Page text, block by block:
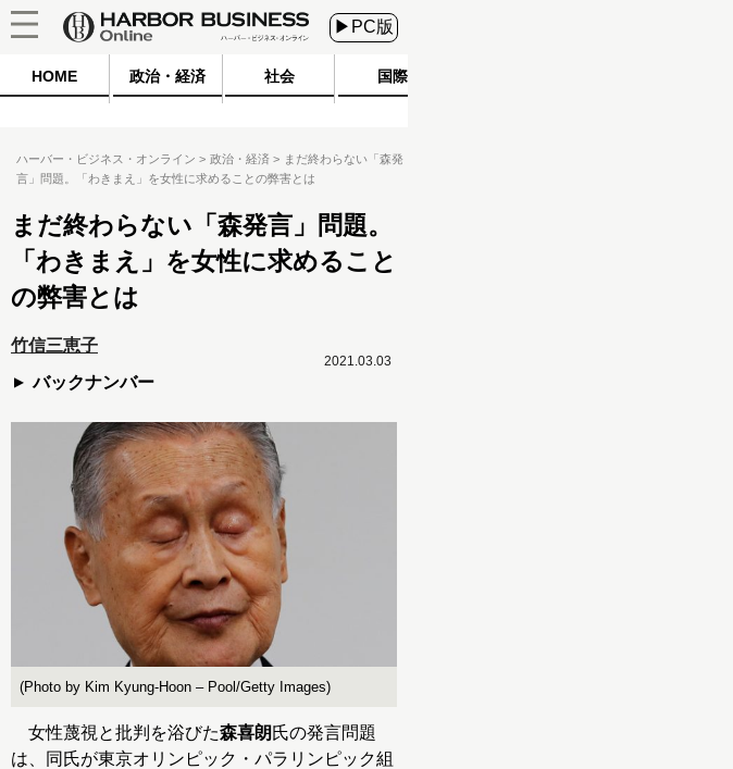
▶PC版
HOME 政治・経済 社会 国際
ハーバー・ビジネス・オンライン 政治・経済
まだ終わらない「森発
言」問題。「わきまえ」を女性に求めることの弊害とは
まだ終わらない「森発言」問題。
「わきまえ」を女性に求めること
の弊害とは
竹信三恵子
バックナンバー
2021.03.03
(Photo by Kim Kyung-Hoon – Pool/Getty Images)
女性蔑視と批判を浴びた森喜朗氏の発言問題
は、同氏が東京オリンピック・パラリンピック組